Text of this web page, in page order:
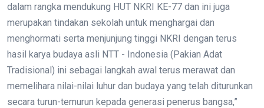
dalam rangka mendukung HUT NKRI KE-77 dan ini juga
merupakan tindakan sekolah untuk menghargai dan
menghormati serta menjunjung tinggi NKRI dengan terus
hasil karya budaya asli NTT - Indonesia (Pakian Adat
Tradisional) ini sebagai langkah awal terus merawat dan
memelihara nilai-nilai luhur dan budaya yang telah diturunkan
secara turun-temurun kepada generasi penerus bangsa,”